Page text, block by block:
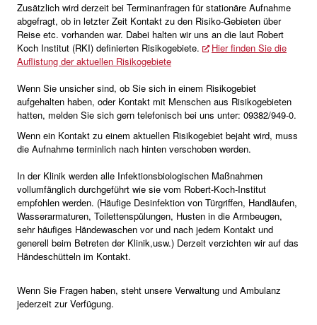
Zusätzlich wird derzeit bei Terminanfragen für stationäre Aufnahme
abgefragt, ob in letzter Zeit Kontakt zu den Risiko-Gebieten über
Reise etc. vorhanden war. Dabei halten wir uns an die laut Robert
Koch Institut (RKI) definierten Risikogebiete.
Hier finden Sie die
Auflistung der aktuellen Risikogebiete
Wenn Sie unsicher sind, ob Sie sich in einem Risikogebiet
aufgehalten haben, oder Kontakt mit Menschen aus Risikogebieten
hatten, melden Sie sich gern telefonisch bei uns unter: 09382/949-0.
Wenn ein Kontakt zu einem aktuellen Risikogebiet bejaht wird, muss
die Aufnahme terminlich nach hinten verschoben werden.
In der Klinik werden alle Infektionsbiologischen Maßnahmen
vollumfänglich durchgeführt wie sie vom Robert-Koch-Institut
empfohlen werden. (Häufige Desinfektion von Türgriffen, Handläufen,
Wasserarmaturen, Toilettenspülungen, Husten in die Armbeugen,
sehr häufiges Händewaschen vor und nach jedem Kontakt und
generell beim Betreten der Klinik,usw.) Derzeit verzichten wir auf das
Händeschütteln im Kontakt.
Wenn Sie Fragen haben, steht unsere Verwaltung und Ambulanz
jederzeit zur Verfügung.